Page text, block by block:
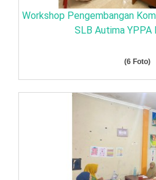
Workshop Pengembangan
SLB Autima YPPA
(6 Foto)